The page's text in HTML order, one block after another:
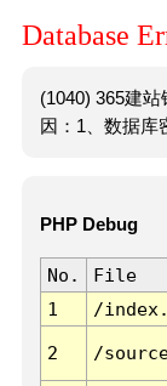
Database
(1040) 365建
因：1、数据库
PHP Debug
No. File
1
/
2 /